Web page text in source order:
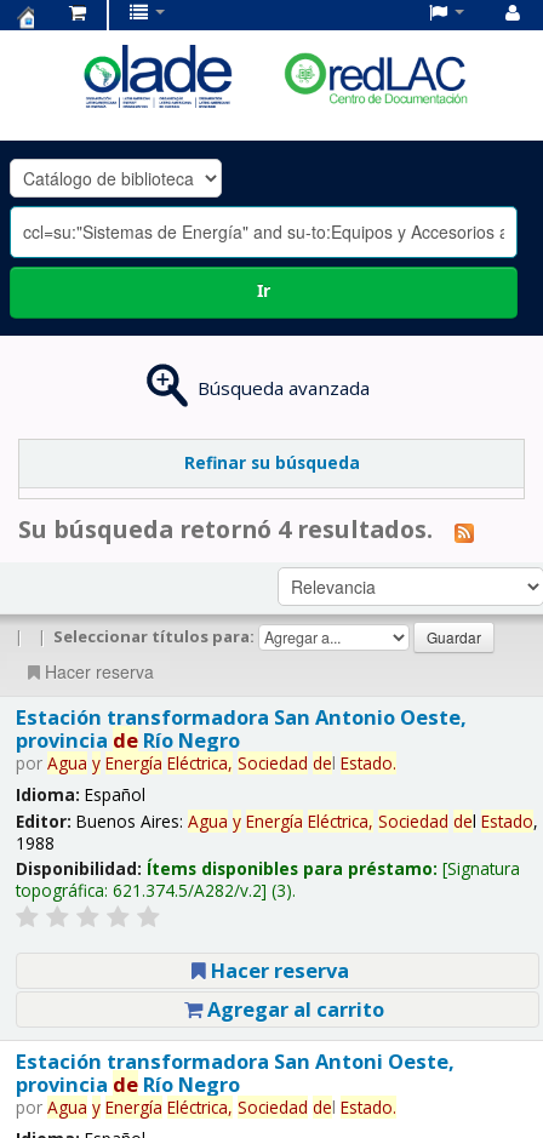
OLADE
-
Ir
Búsqueda avanzada
Refinar su búsqueda
Su búsqueda retornó 4 resultados.
| | Seleccionar títulos para:
Hacer reserva
Estación transformadora San Antonio Oeste,
provincia deRío Negro
por Agua y Energía Eléctrica, Sociedad del Estado.
Idioma: Español
Editor: Buenos Aires: Agua y Energía Eléctrica, Sociedad del Estado,
1988
Disponibilidad: Ítems disponibles para préstamo: Signatura
topográfica: 621.374.5/A282/v.2 (3).
Hacer reserva
Agregar al carrito
Estación transformadora San Antoni Oeste,
provincia deRío Negro
por Agua y Energía Eléctrica, Sociedad del Estado.